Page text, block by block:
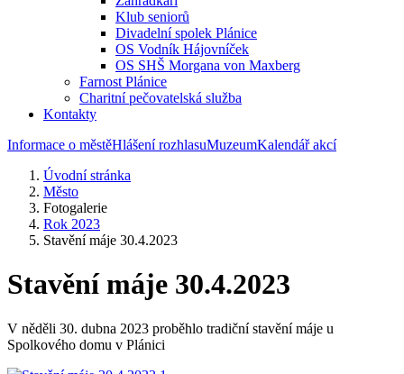
Klub seniorů
Divadelní spolek Plánice
OS Vodník Hájovníček
OS SHŠ Morgana von Maxberg
Farnost Plánice
Charitní pečovatelská služba
Kontakty
Informace o městěHlášení rozhlasuMuzeumKalendář akcí
Úvodní stránka
Město
Fotogalerie
Rok 2023
Stavění máje 30.4.2023
Stavění máje 30.4.2023
V něděli 30. dubna 2023 proběhlo tradiční stavění máje u
Spolkového domu v Plánici